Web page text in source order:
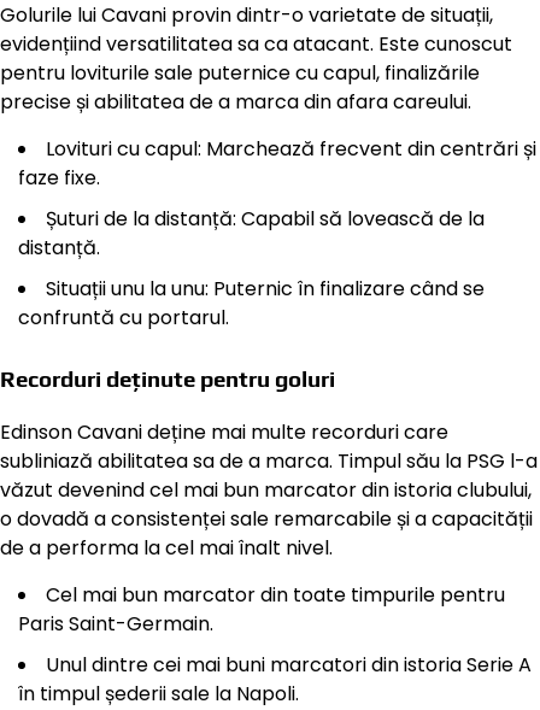
Golurile lui Cavani provin dintr-o varietate de situații,
evidențiind versatilitatea sa ca atacant. Este cunoscut
pentru loviturile sale puternice cu capul, finalizările
precise și abilitatea de a marca din afara careului.
Lovituri cu capul: Marchează frecvent din centrări și
faze fixe.
Șuturi de la distanță: Capabil să lovească de la
distanță.
Situații unu la unu: Puternic în finalizare când se
confruntă cu portarul.
Recorduri deținute pentru goluri
Edinson Cavani deține mai multe recorduri care
subliniază abilitatea sa de a marca. Timpul său la PSG l-a
văzut devenind cel mai bun marcator din istoria clubului,
o dovadă a consistenței sale remarcabile și a capacității
de a performa la cel mai înalt nivel.
Cel mai bun marcator din toate timpurile pentru
Paris Saint-Germain.
Unul dintre cei mai buni marcatori din istoria Serie A
în timpul șederii sale la Napoli.